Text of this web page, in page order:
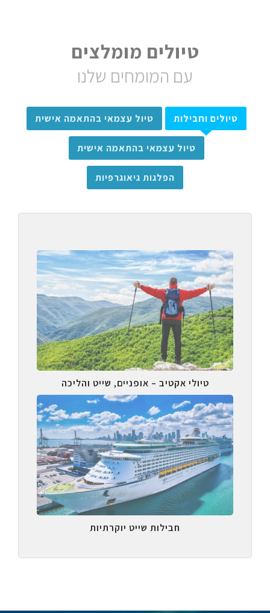
טיולים מומלצים
עם המומחים שלנו
טיולים וחבילות טיול עצמאי בהתאמה אישית
טיול עצמאי בהתאמה אישית
הפלגות גיאוגרפיות
טיולי אקטיב – אופניים, שייט והליכה
חבילות שייט יוקרתיות